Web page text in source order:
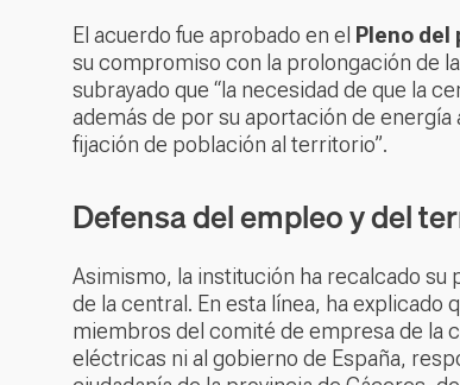
El acuerdo fue aprobado en el Pleno del
su compromiso con la prolongación de
subrayado que “la necesidad de que la
además de por su aportación de
fijación de población al territorio”.
Defensa del empleo y del
Asimismo, la institución ha recalcado
de la central. En esta línea, ha explicado
miembros del comité de empresa de la
eléctricas ni al gobierno de España,